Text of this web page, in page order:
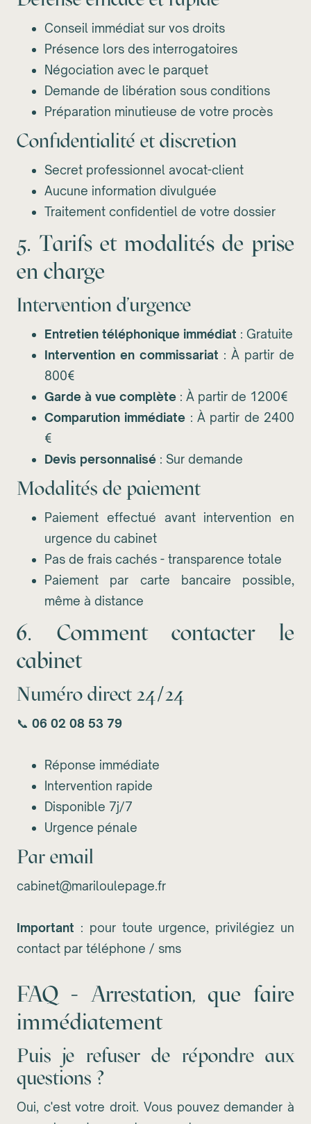
Conseil immédiat sur vos droits
Présence lors des interrogatoires
Négociation avec le parquet
Demande de libération sous conditions
Préparation minutieuse de votre procès
Confidentialité et discretion
Secret professionnel avocat-client
Aucune information divulguée
Traitement confidentiel de votre dossier
5. Tarifs et modalités de prise
en charge
Intervention d'urgence
Entretien téléphonique immédiat : Gratuite
Intervention en commissariat : À partir de
800€
Garde à vue complète : À partir de 1200€
Comparution immédiate : À partir de 2400
€
Devis personnalisé : Sur demande
Modalités de paiement
Paiement effectué avant intervention en
urgence du cabinet
Pas de frais cachés - transparence totale
Paiement par carte bancaire possible,
même à distance
6. Comment contacter le
cabinet
Numéro direct 24/24
📞 06 02 08 53 79
Réponse immédiate
Intervention rapide
Disponible 7j/7
Urgence pénale
Par email
cabinet@mariloulepage.fr
Important : pour toute urgence, privilégiez un
contact par téléphone / sms
FAQ - Arrestation, que faire
immédiatement
Puis je refuser de répondre aux
questions ?
Oui, c'est votre droit. Vous pouvez demander à